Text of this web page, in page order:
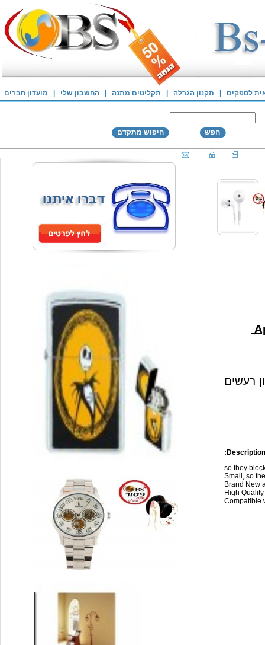
לספקים תקנון הגרלה תקליטים מתנה החשבון שלי מועדון חברים
חפש חיפוש מתקדם
רעשים
so they
Small, so
Brand New
High
Compatible